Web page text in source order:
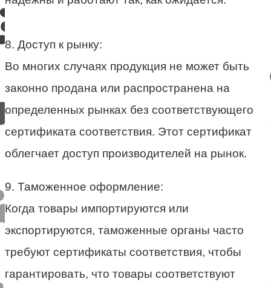
8. Доступ к рынку:
Во многих случаях продукция не может быть
законно продана или распространена на
определенных рынках без соответствующего
сертификата соответствия. Этот сертификат
облегчает доступ производителей на рынок.
9. Таможенное оформление:
Когда товары импортируются или
экспортируются, таможенные органы часто
требуют сертификаты соответствия, чтобы
гарантировать, что товары соответствуют